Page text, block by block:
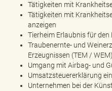
Tätigkeiten mit
Tätigkeiten mit
anzeigen
Tierheim Erlaubnis für
Traubenernte- und
Erzeugnissen (TEM /
Umgang mit Airbag- und
Umsatzsteuererklärung
Unternehmen bei der